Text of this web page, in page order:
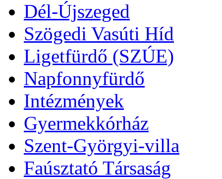
Dél-Újszeged
Szögedi Vasúti Híd
Ligetfürdő (SZÚE)
Napfonnyfürdő
Intézmények
Gyermekkórház
Szent-Györgyi-villa
Faúsztató Társaság